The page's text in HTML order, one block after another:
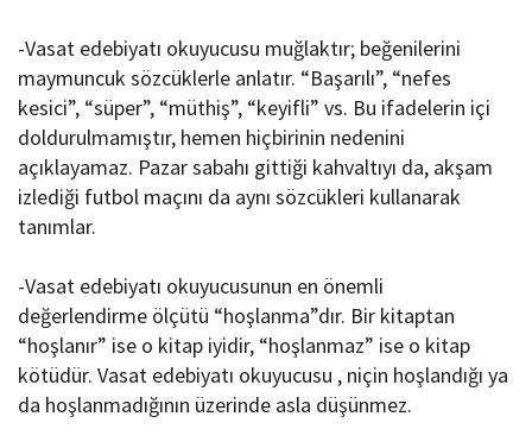
-Vasat edebiyatı okuyucusu muğlaktır; beğenilerini
maymuncuk sözcüklerle anlatır. “Başarılı”, “nefes
kesici”, “süper”, “müthiş”, “keyifli” vs. Bu ifadelerin içi
doldurulmamıştır, hemen hiçbirinin nedenini
açıklayamaz. Pazar sabahı gittiği kahvaltıyı da, akşam
izlediği futbol maçını da aynı sözcükleri kullanarak
tanımlar.
-Vasat edebiyatı okuyucusunun en önemli
değerlendirme ölçütü “hoşlanma”dır. Bir kitaptan
“hoşlanır” ise o kitap iyidir, “hoşlanmaz” ise o kitap
kötüdür. Vasat edebiyatı okuyucusu , niçin hoşlandığı ya
da hoşlanmadığının üzerinde asla düşünmez.